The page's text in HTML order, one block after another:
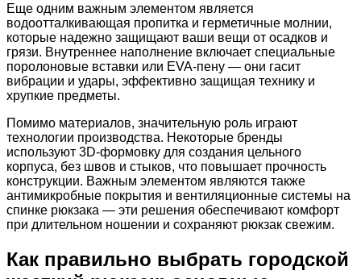
Еще одним важным элементом является
водоотталкивающая пропитка и герметичные молнии,
которые надежно защищают ваши вещи от осадков и
грязи. Внутреннее наполнение включает специальные
поролоновые вставки или EVA-пену — они гасит
вибрации и удары, эффективно защищая технику и
хрупкие предметы.
Помимо материалов, значительную роль играют
технологии производства. Некоторые бренды
используют 3D-формовку для создания цельного
корпуса, без швов и стыков, что повышает прочность
конструкции. Важным элементом являются также
антимикробные покрытия и вентиляционные системы на
спинке рюкзака — эти решения обеспечивают комфорт
при длительном ношении и сохраняют рюкзак свежим.
Как правильно выбрать городской